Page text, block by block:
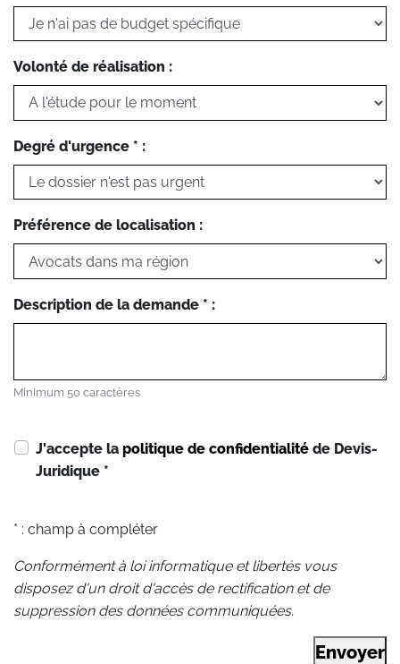
Volonté de réalisation :
Degré d'urgence * :
Préférence de localisation :
Description de la demande * :
Minimum 50 caractères
J'accepte la politique de confidentialité de Devis-
Juridique *
* : champ à compléter
Conformément à loi informatique et libertés vous
disposez d'un droit d'accès de rectification et de
suppression des données communiquées.
Envoyer